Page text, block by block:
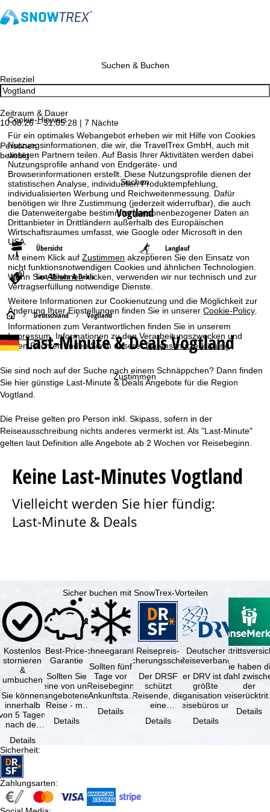
Cookie-Hinweis
Für ein optimales Webangebot erheben wir mit Hilfe von Cookies
Nutzungsinformationen, die wir, die TravelTrex GmbH, auch mit
unseren Partnern teilen. Auf Basis Ihrer Aktivitäten werden dabei
Nutzungsprofile anhand von Endgeräte- und
Browserinformationen erstellt. Diese Nutzungsprofile dienen der
statistischen Analyse, individuellen Produktempfehlung,
individualisierten Werbung und Reichweitenmessung. Dafür
benötigen wir Ihre Zustimmung (jederzeit widerrufbar), die auch
die Datenweitergabe bestimmter personenbezogener Daten an
Drittanbieter in Drittländern außerhalb des Europäischen
Wirtschaftsraumes umfasst, wie Google oder Microsoft in den
USA.
Mit einem Klick aufZustimmen akzeptieren Sie den Einsatz von
nicht funktionsnotwendigen Cookies und ähnlichen Technologien.
Wenn SieAblehnenklicken, verwenden wir nur technisch und zur
Vertragserfüllung notwendige Dienste.
Weitere Informationen zur Cookienutzung und die Möglichkeit zur
Änderung Ihrer Einstellungen finden Sie in unsererCookie-Policy.
Informationen zum Verantwortlichen finden Sie in unserem
Impressum. Informationen zu den Verarbeitungszwecken und
Ihren Rechten finden Sie in unsererDatenschutzerklärung.
Zustimmen
Suchen & Buchen
Reiseziel
Zeitraum & Dauer
10.08.26 – 31.05.28 | 7 Nächte
Personen
beliebig
Suchen
Vogtland
Übersicht Langlauf
Last-Minute & Deals
S
t
r
Deutschland Vogtland
Last-Minute & Deals Vogtland
Sie sind noch auf der Suche nach einem Schnäppchen? Dann finden
Sie hier günstige Last-Minute & Deals Angebote für die Region
Vogtland.
Die Preise gelten pro Person inkl. Skipass, sofern in der
Reiseausschreibung nichts anderes vermerkt ist. Als "Last-Minute"
gelten laut Definition alle Angebote ab 2 Wochen vor Reisebeginn.
Keine Last-Minutes Vogtland
Vielleicht werden Sie hier fündig:
Last-Minute & Deals
Sicher buchen mit SnowTrex-Vorteilen
Kostenlos
stornieren
&
umbuchen
Sie können
innerhalb
5 Tagen
nach der
kostenfrei
…
Details
Best-Price-
Garantie
Sollten Sie
eine von uns
angebotene
Reise - mit
Verfügbarkeit
Details
Schneegarantie
Sollten fünf
Tage vor
Reisebeginn
(Ankunftstag)
Schneemangel
Details
Reisepreis-
Sicherungsschein
Der DRSF
schützt
Reisende, die
eine
oder
Details
Deutscher
Reiseverband
Der DRV ist die
größte
Organisation von
Reisebüros und
Reiseveranstaltern
in …
Details
Sie haben
Wahl
der
(inklusive
Details
Sicherheit:
Zahlungsarten: